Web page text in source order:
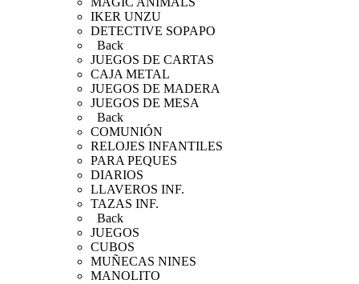
IKER UNZU
DETECTIVE SOPAPO
Back
JUEGOS DE CARTAS
CAJA METAL
JUEGOS DE MADERA
JUEGOS DE MESA
Back
COMUNIÓN
RELOJES INFANTILES
PARA PEQUES
DIARIOS
LLAVEROS INF.
TAZAS INF.
Back
JUEGOS
CUBOS
MUÑECAS NINES
MANOLITO